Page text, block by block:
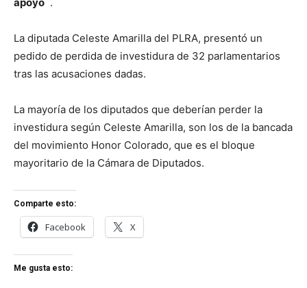
La diputada Celeste Amarilla del PLRA, presentó un
pedido de perdida de investidura de 32 parlamentarios
tras las acusaciones dadas.
La mayoría de los diputados que deberían perder la
investidura según Celeste Amarilla, son los de la bancada
del movimiento Honor Colorado, que es el bloque
mayoritario de la Cámara de Diputados.
Comparte esto:
Facebook X
Me gusta esto: